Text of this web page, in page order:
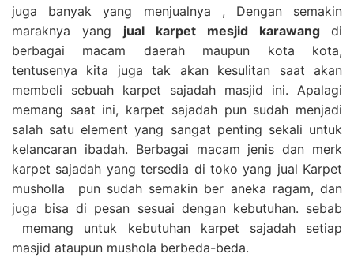
juga banyak yang menjualnya , Dengan semakin
maraknya yang jual karpet mesjid karawang di
berbagai macam daerah maupun kota kota,
tentusenya kita juga tak akan kesulitan saat akan
membeli sebuah karpet sajadah masjid ini. Apalagi
memang saat ini, karpet sajadah pun sudah menjadi
salah satu element yang sangat penting sekali untuk
kelancaran ibadah. Berbagai macam jenis dan merk
karpet sajadah yang tersedia di toko yang jual Karpet
musholla pun sudah semakin ber aneka ragam, dan
juga bisa di pesan sesuai dengan kebutuhan. sebab
memang untuk kebutuhan karpet sajadah setiap
masjid ataupun mushola berbeda-beda.